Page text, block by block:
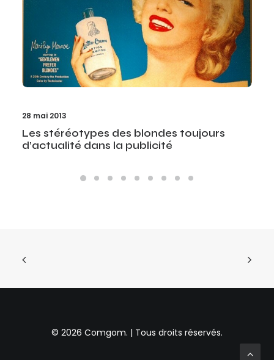
28 mai 2013
Les stéréotypes des blondes toujours
d’actualité dans la publicité
© 2026 Comgom. | Tous droits réservés.